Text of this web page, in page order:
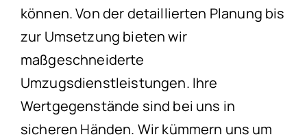
können. Von der detaillierten Planung bis
zur Umsetzung bieten wir
maßgeschneiderte
Umzugsdienstleistungen. Ihre
Wertgegenstände sind bei uns in
sicheren Händen. Wir kümmern uns um